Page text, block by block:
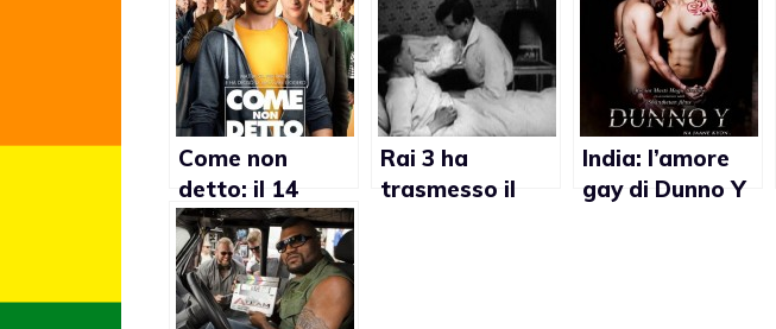
Come non
detto: il 14
settembre esce
la commedia
gay di
Silvestrini
Rai 3 ha
trasmesso il
India: l’amore
gay di Dunno Y